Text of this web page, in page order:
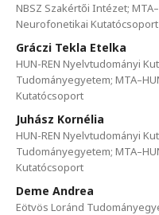
NBSZ Szakértői Intézet;
Neurofonetikai Kutatócsoport
Gráczi Tekla Etelka
HUN-REN Nyelvtudományi
Tudományegyetem;
Kutatócsoport
Juhász Kornélia
HUN-REN Nyelvtudományi
Tudományegyetem;
Kutatócsoport
Deme Andrea
Eötvös Loránd